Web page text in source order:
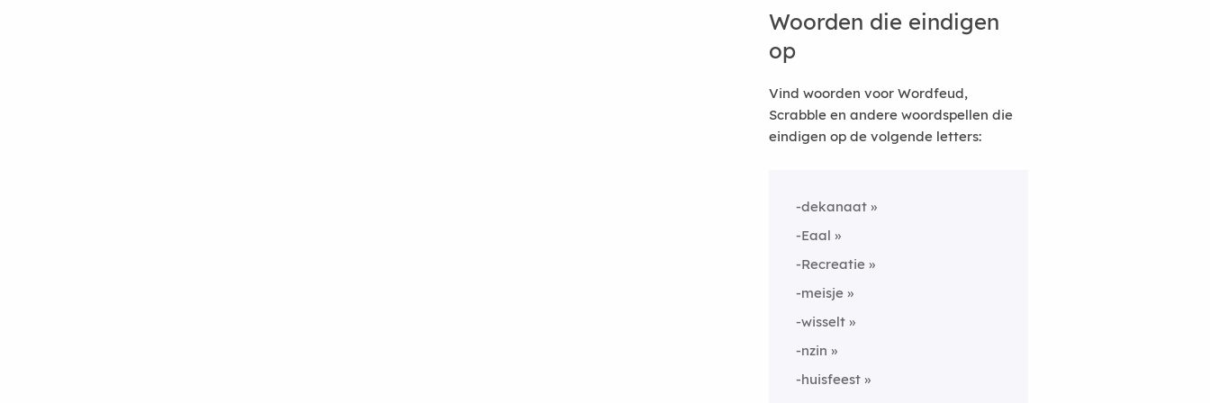
Woorden die eindigen
op
Vind woorden voor Wordfeud,
Scrabble en andere woordspellen die
eindigen op de volgende letters:
-dekanaat
-Eaal
-Recreatie
-meisje
-wisselt
-nzin
-huisfeest